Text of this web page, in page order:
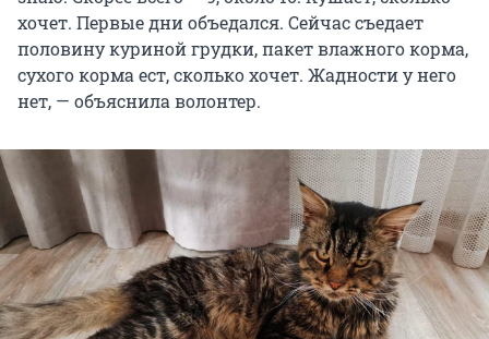
хочет. Первые дни объедался. Сейчас съедает
половину куриной грудки, пакет влажного корма,
сухого корма ест, сколько хочет. Жадности у него
нет, — объяснила волонтер.